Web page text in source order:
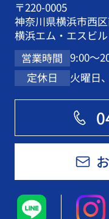
〒220-0005
神奈川県横浜市西
横浜エム・エスビ
営業時間 9:00～
定休日
火曜日